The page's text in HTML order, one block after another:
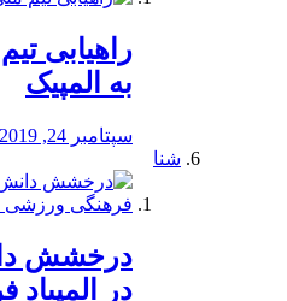
راهیابی
به المپیک
سپتامبر 24, 2019
شنا
درخشش
در